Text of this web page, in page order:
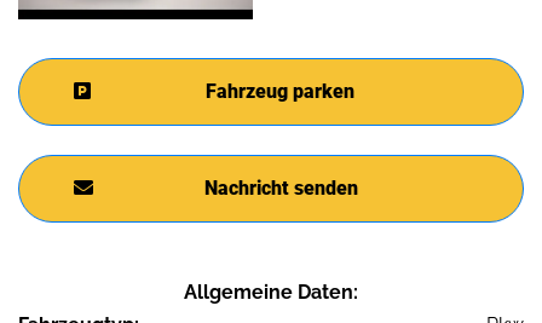
Fahrzeug parken
Nachricht senden
Allgemeine Daten: